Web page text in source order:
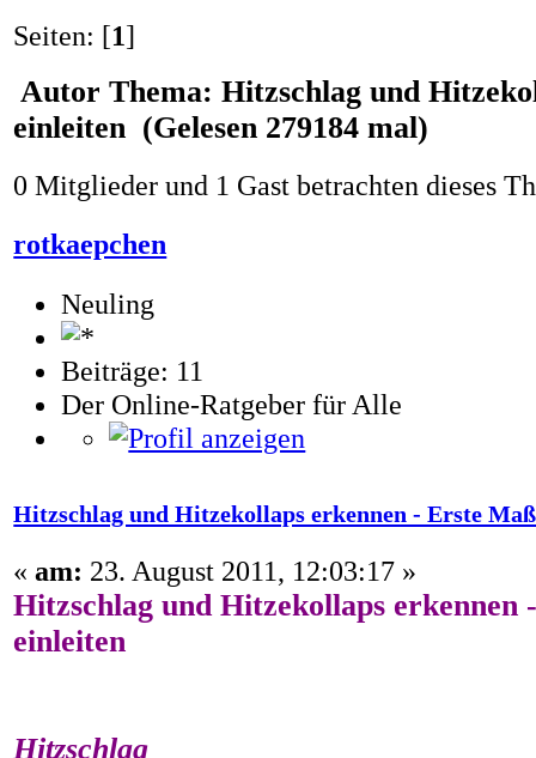
Seiten: [1]
Autor Thema: Hitzschlag und
einleiten (Gelesen 279184 mal)
0 Mitglieder und 1 Gast betrachten dieses
rotkaepchen
Neuling
Beiträge: 11
Der Online-Ratgeber für Alle
Hitzschlag und Hitzekollaps erkennen - Erste
«am: 23. August 2011, 12:03:17 »
Hitzschlag und Hitzekollaps erkennen
einleiten
Hitzschlag